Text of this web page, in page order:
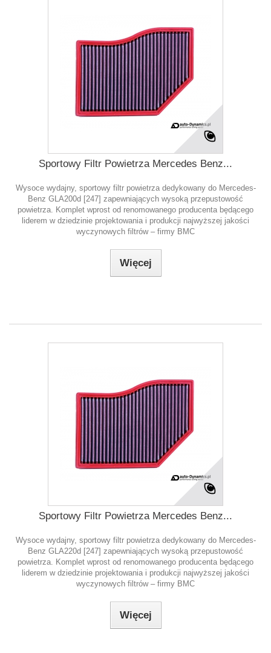
Sportowy Filtr Powietrza Mercedes Benz...
Wysoce wydajny, sportowy filtr powietrza dedykowany do Mercedes-
Benz GLA200d [247] zapewniających wysoką przepustowość
powietrza. Komplet wprost od renomowanego producenta będącego
liderem w dziedzinie projektowania i produkcji najwyższej jakości
wyczynowych filtrów – firmy BMC
Więcej
Sportowy Filtr Powietrza Mercedes Benz...
Wysoce wydajny, sportowy filtr powietrza dedykowany do Mercedes-
Benz GLA220d [247] zapewniających wysoką przepustowość
powietrza. Komplet wprost od renomowanego producenta będącego
liderem w dziedzinie projektowania i produkcji najwyższej jakości
wyczynowych filtrów – firmy BMC
Więcej